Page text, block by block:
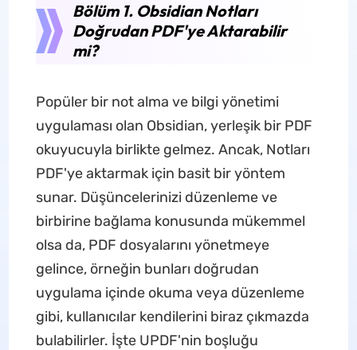
Bölüm 1. Obsidian Notları
Doğrudan PDF'ye Aktarabilir
mi?
Popüler bir not alma ve bilgi yönetimi
uygulaması olan Obsidian, yerleşik bir PDF
okuyucuyla birlikte gelmez. Ancak, Notları
PDF'ye aktarmak için basit bir yöntem
sunar. Düşüncelerinizi düzenleme ve
birbirine bağlama konusunda mükemmel
olsa da, PDF dosyalarını yönetmeye
gelince, örneğin bunları doğrudan
uygulama içinde okuma veya düzenleme
gibi, kullanıcılar kendilerini biraz çıkmazda
bulabilirler. İşte UPDF'nin boşluğu